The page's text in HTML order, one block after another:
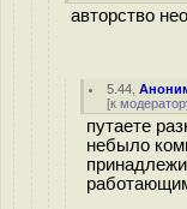
авторство
5.44 ,
[к
путаете
небыло